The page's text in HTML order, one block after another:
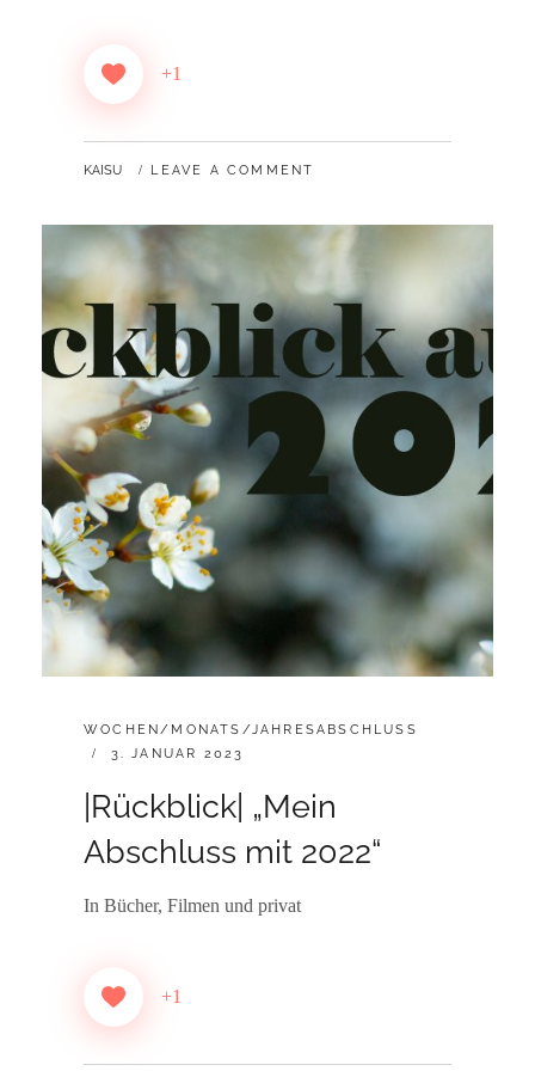
+1
BY
KAISU LEAVE A COMMENT
CATEGORIES:
WOCHEN/MONATS/JAHRESABSCHLUSS
POSTED
3. JANUAR 2023
|Rückblick| „Mein
Abschluss mit 2022“
In Bücher, Filmen und privat
+1